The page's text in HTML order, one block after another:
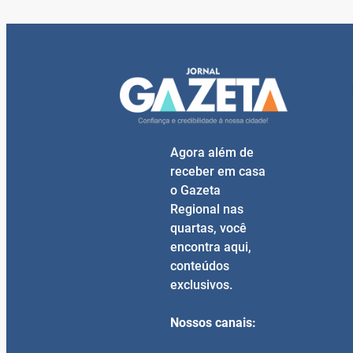
Agora além de
receber em casa
o Gazeta
Regional nas
quartas, você
encontra aqui,
conteúdos
exclusivos.
Nossos canais: